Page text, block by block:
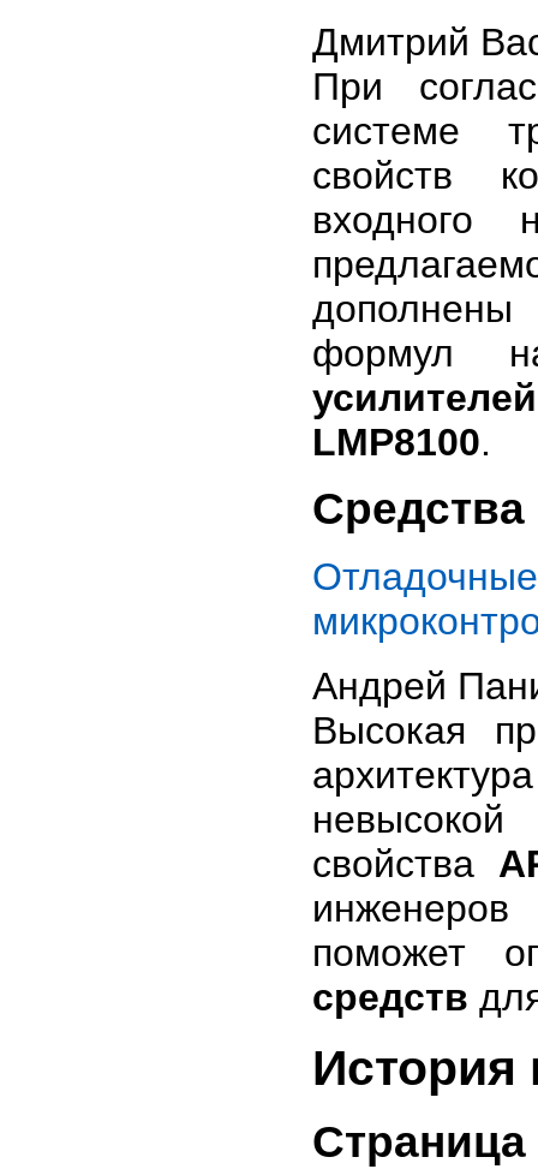
Дмитрий
При
системе
свойств
входного
дополнены
формул
LMP8100.
Средства
Андрей
Высокая
свойства
инженеров
поможет
средств
История
Страница